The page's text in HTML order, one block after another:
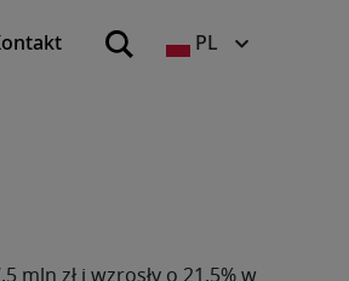
PL
mln zł i wzrosły o 21,5% w